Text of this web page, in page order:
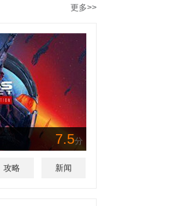
更多>>
7.5分
攻略 新闻